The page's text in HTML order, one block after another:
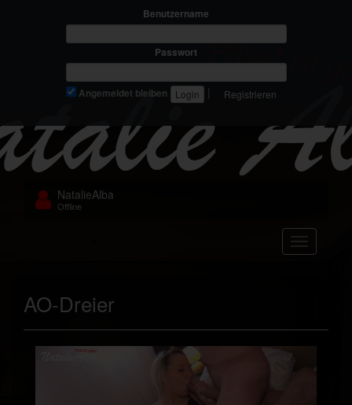
Benutzername
Passwort
Angemeldet bleiben Registrieren
NatalieAlba
Offline
AO-Dreier